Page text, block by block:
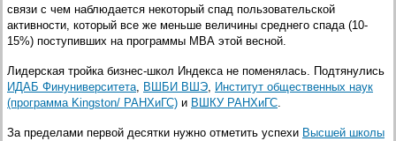
связи с чем наблюдается некоторый спад пользовательской
активности, который все же меньше величины среднего спада (10-
15%) поступивших на программы МВА этой весной.
Лидерская тройка бизнес-школ Индекса не поменялась. Подтянулись
ИДАБ Финуниверситета, ВШБИ ВШЭ, Институт общественных наук
(программа Kingston/ РАНХиГС) и ВШКУ РАНХиГС.
За пределами первой десятки нужно отметить успехи Высшей школы